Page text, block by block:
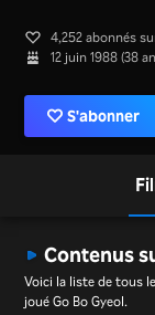
4,252 abonnés
12 juin 1988 (38
S'abonner
Contenus
Voici la liste de tous
joué Go Bo Gyeol.